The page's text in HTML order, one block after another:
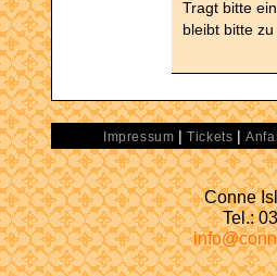
Tragt bitte
bleibt bitte
Impressum |Tickets |
Conne
Tel.: